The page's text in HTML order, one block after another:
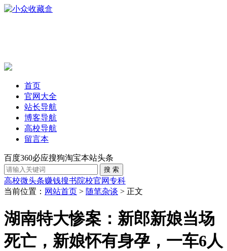
首页
官网大全
站长导航
博客导航
高校导航
留言本
百度360必应搜狗淘宝本站头条
高校微头条赚钱搜书院校官网专科
当前位置： 网站首页 > 随笔杂谈 > 正文
湖南特大惨案：新郎新娘当场
死亡，新娘怀有身孕，一车6人